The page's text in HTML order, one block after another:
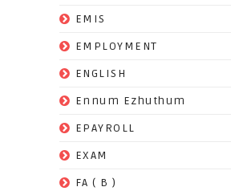
EMIS
EMPLOYMENT
ENGLISH
Ennum Ezhuthum
EPAYROLL
EXAM
FA ( B )